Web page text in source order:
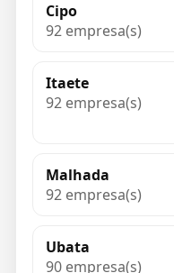
Cipo
92 empresa(s)
Itaete
92 empresa(s)
Malhada
92 empresa(s)
Ubata
90 empresa(s)